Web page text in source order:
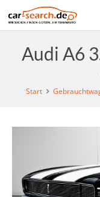
Audi A6
Start